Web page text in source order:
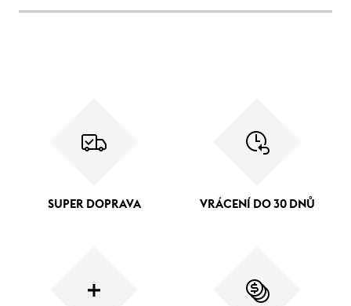
SUPER DOPRAVA VRÁCENÍ DO 30 DNŮ